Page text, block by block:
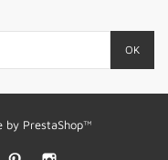
PrestaShop™
Pinterest